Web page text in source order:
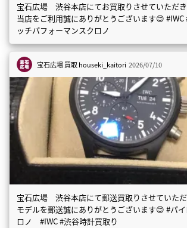
宝石広場 渋谷本店にてお買取りさせていただ
当店をご利用誠にありがとうございます😊 #IWC
ッチパフォーマンスクロノ
宝石広場 買取houseki_kaitori 2026/07/10
宝石広場 渋谷本店にて郵送買取りさせていた
モデルを郵送誠にありがとうございます😊 #パ
ロノ #IWC #渋谷時計買取り